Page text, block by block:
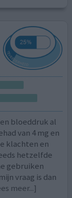
bloeddruk al
van 4 mg en
klachten en
hetzelfde
gebruiken
vraag is dan
meer...]